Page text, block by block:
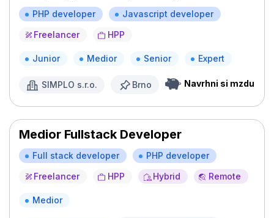
PHP developer
Javascript developer
Freelancer
HPP
Junior Medior Senior Expert
SIMPLO s.r.o. Brno Navrhni si mzdu
Medior Fullstack Developer
Full stack developer
PHP developer
Freelancer
HPP Hybrid Remote
Medior